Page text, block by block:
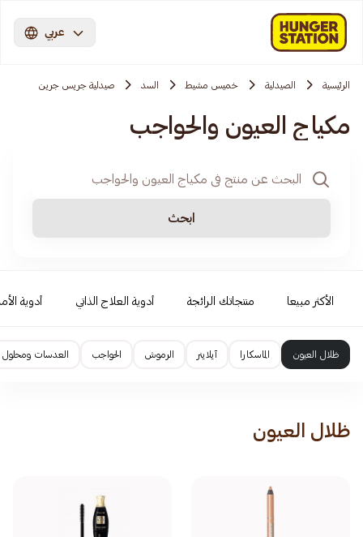
عربي
الرئيسية الصيدلية خميس مشيط السد صيدلية جريس جرين
مكياج العيون والحواجب
ابحث
الأكثر مبيعا منتجاتك الرائجة أدوية العلاج الذاتي أدوية
ظلال العيون الماسكارا آيلاينر الرموش الحواجب العدسات
ظلال العيون